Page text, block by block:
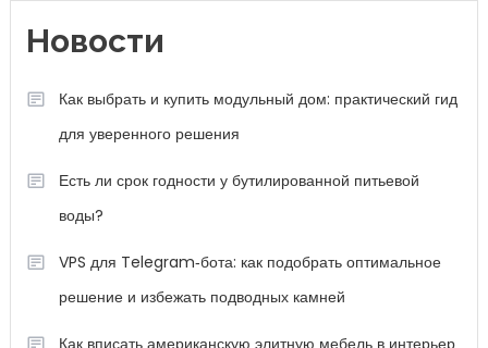
Новости
Как выбрать и купить модульный дом: практический гид
для уверенного решения
Есть ли срок годности у бутилированной питьевой
воды?
VPS для Telegram‑бота: как подобрать оптимальное
решение и избежать подводных камней
Как вписать американскую элитную мебель в интерьер